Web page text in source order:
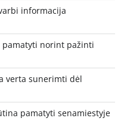
informacija
pamatyti norint pažinti
verta sunerimti dėl
pamatyti senamiestyje